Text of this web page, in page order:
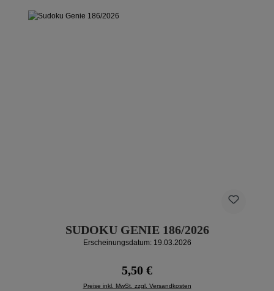
SUDOKU GENIE 186/2026
Erscheinungsdatum: 19.03.2026
Regulärer Preis:
5,50 €
Preise inkl. MwSt. zzgl. Versandkosten